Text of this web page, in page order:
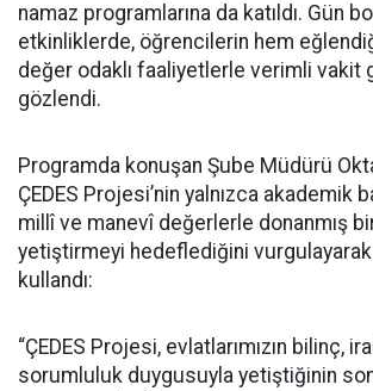
namaz programlarına da katıldı. Gün
etkinliklerde, öğrencilerin hem
değer odaklı faaliyetlerle verimli vakit
gözlendi.
Programda konuşan Şube Müdürü
ÇEDES Projesi’nin yalnızca akademik
millî ve manevî değerlerle donanmış
yetiştirmeyi hedeflediğini
kullandı:
“ÇEDES Projesi, evlatlarımızın bilinç,
sorumluluk duygusuyla yetiştiğinin